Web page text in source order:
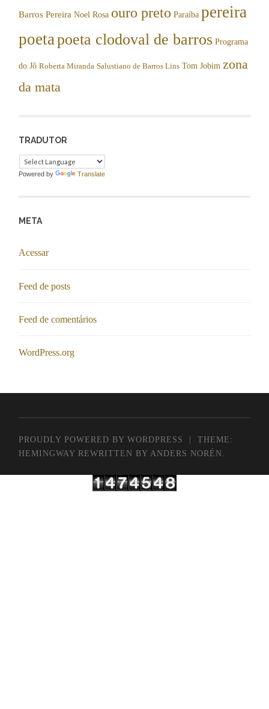
Barros Pereira Noel Rosa ouro preto Paraíba pereira
poeta poeta clodoval de barros Programa
do Jô Roberta Miranda Salustiano de Barros Lins Tom Jobim zona
da mata
TRADUTOR
Powered by Translate
META
Acessar
Feed de posts
Feed de comentários
WordPress.org
PROUDLY POWERED BY WORDPRESS
THEME:
HEMINGWAY REWRITTEN BYANDERS NORÉN.